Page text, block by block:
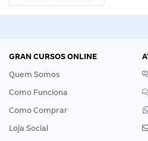
GRAN CURSOS ONLINE
Quem Somos
Como Funciona
Como Comprar
Loja Social